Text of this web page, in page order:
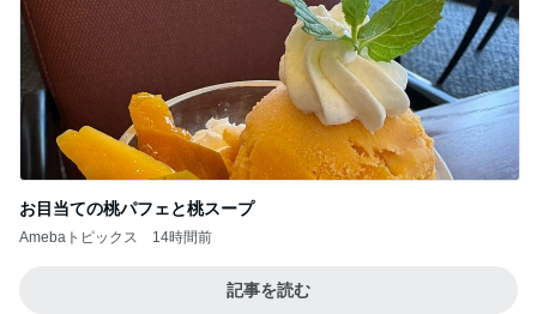
お目当ての桃パフェと桃スープ
Amebaトピックス 14時間前
記事を読む